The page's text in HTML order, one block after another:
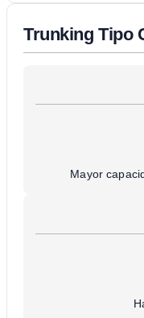
Trunking Tipo
Mayor